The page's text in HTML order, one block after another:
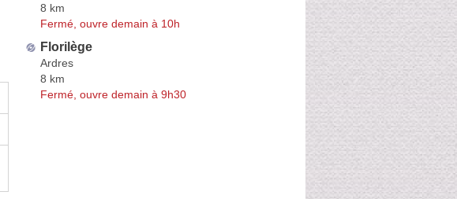
8 km
Fermé, ouvre demain à 10h
Florilège
Ardres
8 km
Fermé, ouvre demain à 9h30